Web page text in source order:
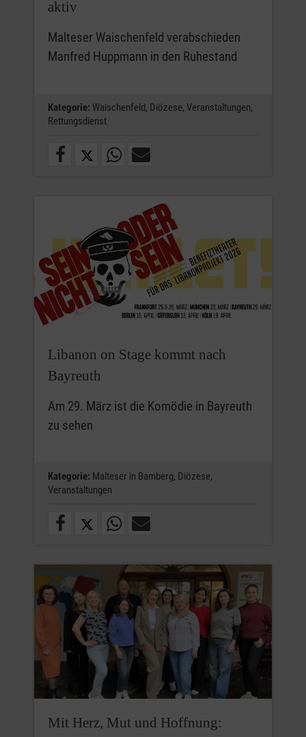
aktiv
Malteser Waischenfeld verabschieden
Manfred Huppmann in den Ruhestand
Kategorie: Waischenfeld, Diözese, Veranstaltungen,
Rettungsdienst
Libanon on Stage kommt nach
Bayreuth
Am 29. März ist die Komödie in Bayreuth
zu sehen
Kategorie: Malteser in Bamberg, Diözese,
Veranstaltungen
Mit Herz, Mut und Hoffnung: